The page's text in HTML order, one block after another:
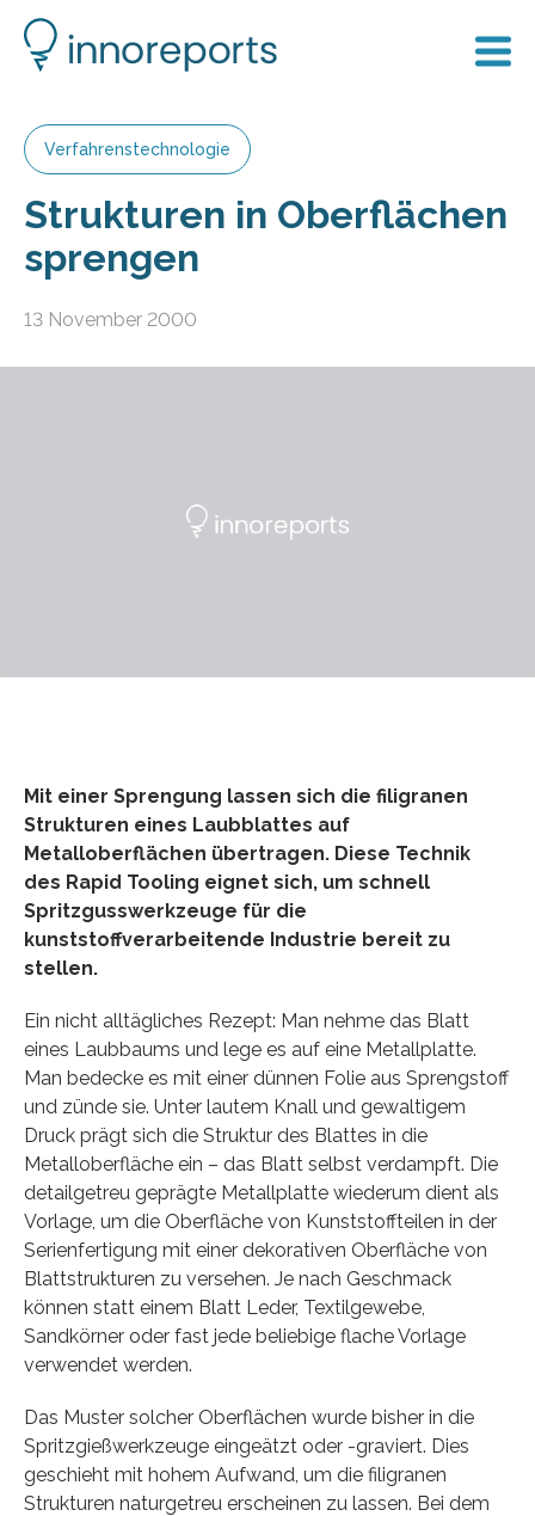
Verfahrenstechnologie
Strukturen in Oberflächen
sprengen
13 November 2000
Mit einer Sprengung lassen sich die filigranen
Strukturen eines Laubblattes auf
Metalloberflächen übertragen. Diese Technik
des Rapid Tooling eignet sich, um schnell
Spritzgusswerkzeuge für die
kunststoffverarbeitende Industrie bereit zu
stellen.
Ein nicht alltägliches Rezept: Man nehme das Blatt
eines Laubbaums und lege es auf eine Metallplatte.
Man bedecke es mit einer dünnen Folie aus Sprengstoff
und zünde sie. Unter lautem Knall und gewaltigem
Druck prägt sich die Struktur des Blattes in die
Metalloberfläche ein – das Blatt selbst verdampft. Die
detailgetreu geprägte Metallplatte wiederum dient als
Vorlage, um die Oberfläche von Kunststoffteilen in der
Serienfertigung mit einer dekorativen Oberfläche von
Blattstrukturen zu versehen. Je nach Geschmack
können statt einem Blatt Leder, Textilgewebe,
Sandkörner oder fast jede beliebige flache Vorlage
verwendet werden.
Das Muster solcher Oberflächen wurde bisher in die
Spritzgießwerkzeuge eingeätzt oder -graviert. Dies
geschieht mit hohem Aufwand, um die filigranen
Strukturen naturgetreu erscheinen zu lassen. Bei dem